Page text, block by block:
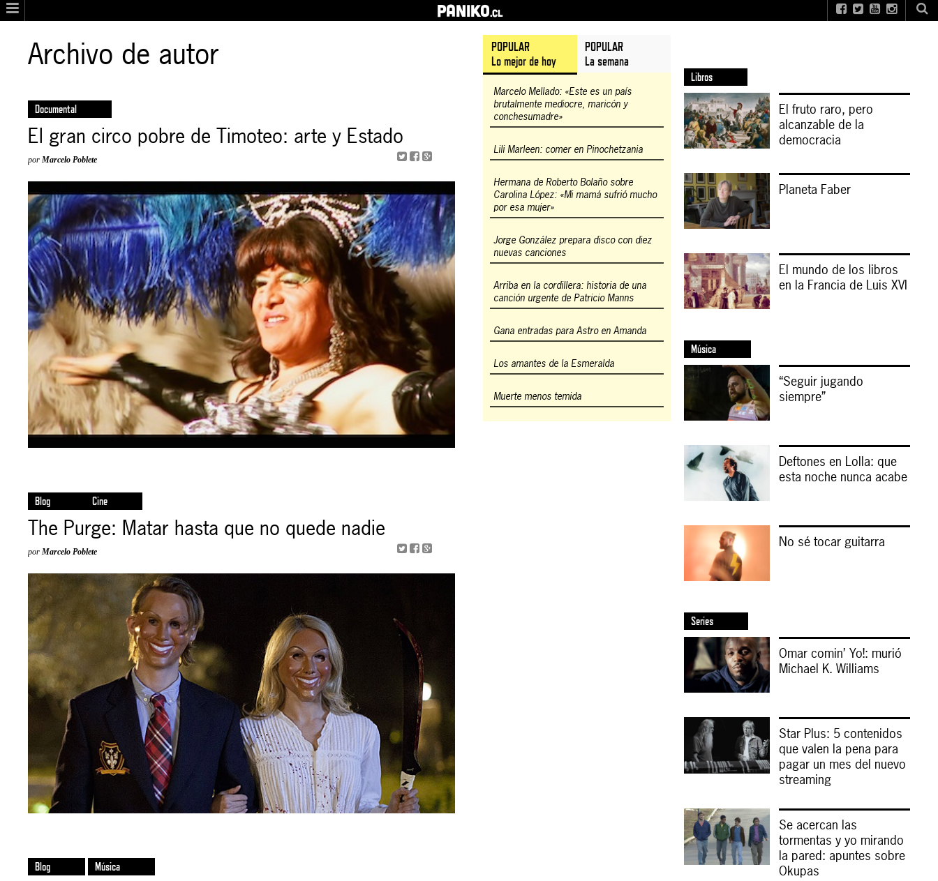
PANIKO.cl
Archivo de autor
Documental
El gran circo pobre de Timoteo: arte y Estado
porMarcelo Poblete
Blog Cine
The Purge: Matar hasta que no quede nadie
porMarcelo Poblete
Blog Música
POPULAR
Lo mejor de hoy
POPULAR
La semana
Marcelo Mellado: «Este es un país
brutalmente mediocre, maricón y
conchesumadre»
Lili Marleen: comer en Pinochetzania
Hermana de Roberto Bolaño sobre
Carolina López: «Mi mamá sufrió mucho
por esa mujer»
Jorge González prepara disco con diez
nuevas canciones
Arriba en la cordillera: historia de una
canción urgente de Patricio Manns
Gana entradas para Astro en Amanda
Los amantes de la Esmeralda
Muerte menos temida
Libros
El fruto raro, pero
alcanzable de la
democracia
Planeta Faber
El mundo de los libros
en la Francia de Luis XVI
Música
“Seguir jugando
siempre”
Deftones en Lolla: que
esta noche nunca acabe
No sé tocar guitarra
Series
Omar comin’ Yo!: murió
Michael K. Williams
Star Plus: 5 contenidos
que valen la pena para
pagar un mes del nuevo
streaming
Se acercan las
tormentas y yo mirando
la pared: apuntes sobre
Okupas